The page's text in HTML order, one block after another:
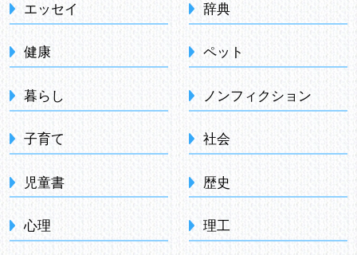
エッセイ
健康
暮らし
子育て
児童書
心理
辞典
ペット
ノンフィクション
社会
歴史
理工